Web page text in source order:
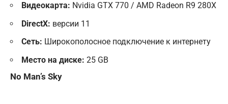
Видеокарта: Nvidia GTX 770 / AMD Radeon R9 280X
DirectX: версии 11
Сеть: Широкополосное подключение к интернету
Место на диске: 25 GB
No Man’s Sky